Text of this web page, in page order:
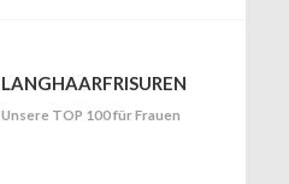
LANGHAARFRISUREN
Unsere TOP 100 für Frauen